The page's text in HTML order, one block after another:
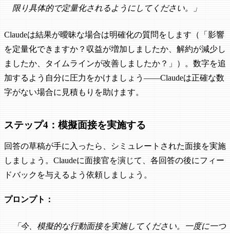
限り具体的で定量化されるようにしてください。」
Claudeは結果が曖昧な場合は明確化の質問をします（「影響
を定量化できますか？収益が増加しましたか、解約が減少し
ましたか、タイムラインが改善しましたか？」）。数字を追
加するよう自分に圧力をかけましょう——Claudeは正確な数
字がない場合に見積もりを助けます。
ステップ4：模擬面接を実施する
回答の草稿が手に入ったら、シミュレートされた面接を実施
しましょう。Claudeに面接官を演じて、各回答の後にフィー
ドバックを与えるよう依頼しましょう。
プロンプト：
「今、模擬的な行動面接を実施してください。一度に一つ